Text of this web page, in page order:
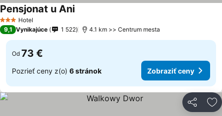
3 Počet hviezdičiek
Hotel
Pensjonat u AniZobraziť ceny
9,1 Vynikajúce 1 522 4.1 km >> Centrum mesta
Od 73 €
Pozrieť ceny z(o) 6 stránok Zobraziť ceny
Zdieľať